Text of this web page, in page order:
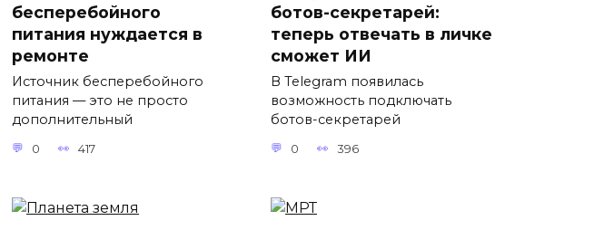
бесперебойного
питания нуждается в
ремонте
Источник бесперебойного
питания — это не просто
дополнительный
0 417
ботов-секретарей:
теперь отвечать в личке
сможет ИИ
В Telegram появилась
возможность подключать
ботов-секретарей
0 396